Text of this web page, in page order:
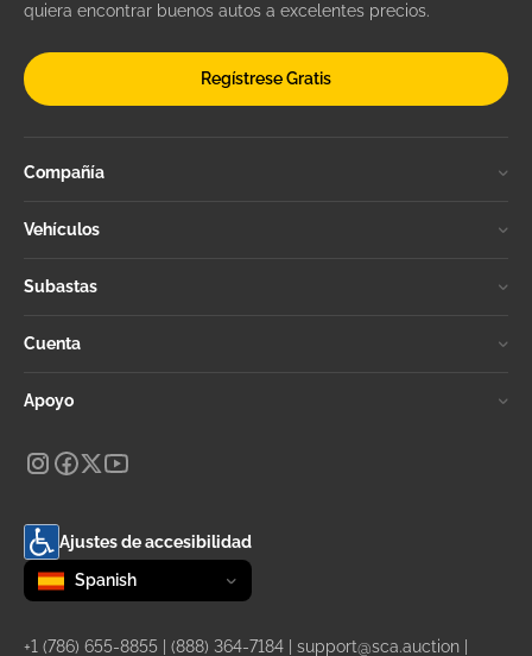
quiera encontrar buenos autos a excelentes precios.
Regístrese Gratis
Compañía
Vehículos
Subastas
Cuenta
Apoyo
Ajustes de accesibilidad
Change language
selected
Spanish
+1 (786) 655-8855 (888) 364-7184 support@sca.auction